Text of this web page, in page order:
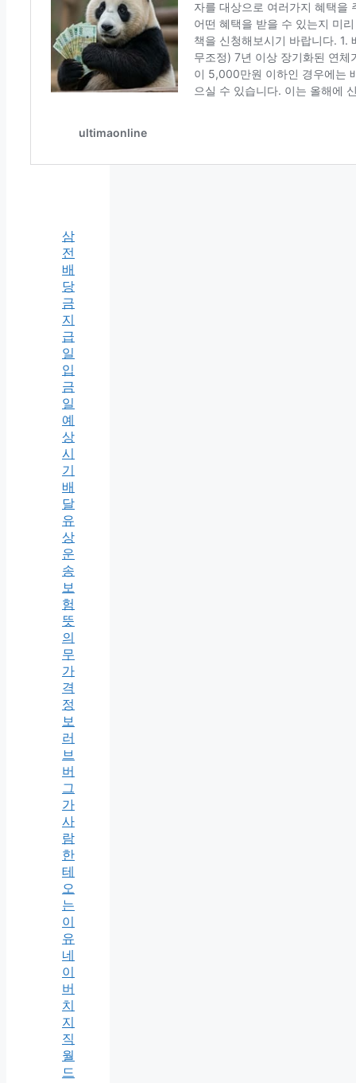
삼
전
배
당
금
지
급
일
입
금
일
예
상
시
기
배
달
유
상
운
송
보
험
뜻
의
무
가
격
정
보
러
브
버
그
가
사
람
한
테
오
는
이
유
네
이
버
치
지
직
월
드